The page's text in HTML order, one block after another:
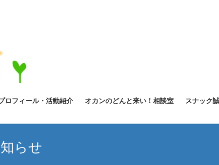
ロフィール・活動紹介 オカンのどんと来い！相談室 スナック
らせ